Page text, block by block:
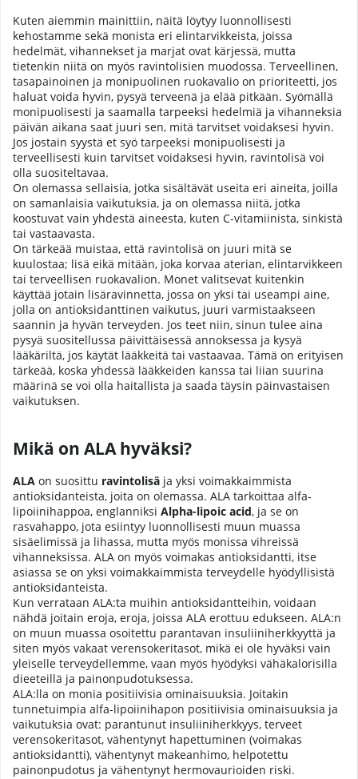
Kuten aiemmin mainittiin, näitä löytyy luonnollisesti
kehostamme sekä monista eri elintarvikkeista, joissa
hedelmät, vihannekset ja marjat ovat kärjessä, mutta
tietenkin niitä on myös ravintolisien muodossa. Terveellinen,
tasapainoinen ja monipuolinen ruokavalio on prioriteetti, jos
haluat voida hyvin, pysyä terveenä ja elää pitkään. Syömällä
monipuolisesti ja saamalla tarpeeksi hedelmiä ja vihanneksia
päivän aikana saat juuri sen, mitä tarvitset voidaksesi hyvin.
Jos jostain syystä et syö tarpeeksi monipuolisesti ja
terveellisesti kuin tarvitset voidaksesi hyvin, ravintolisä voi
olla suositeltavaa.
On olemassa sellaisia, jotka sisältävät useita eri aineita, joilla
on samanlaisia vaikutuksia, ja on olemassa niitä, jotka
koostuvat vain yhdestä aineesta, kuten C-vitamiinista, sinkistä
tai vastaavasta.
On tärkeää muistaa, että ravintolisä on juuri mitä se
kuulostaa; lisä eikä mitään, joka korvaa aterian, elintarvikkeen
tai terveellisen ruokavalion. Monet valitsevat kuitenkin
käyttää jotain lisäravinnetta, jossa on yksi tai useampi aine,
jolla on antioksidanttinen vaikutus, juuri varmistaakseen
saannin ja hyvän terveyden. Jos teet niin, sinun tulee aina
pysyä suositellussa päivittäisessä annoksessa ja kysyä
lääkäriltä, jos käytät lääkkeitä tai vastaavaa. Tämä on erityisen
tärkeää, koska yhdessä lääkkeiden kanssa tai liian suurina
määrinä se voi olla haitallista ja saada täysin päinvastaisen
vaikutuksen.
Mikä on ALA hyväksi?
ALA on suosittu ravintolisä ja yksi voimakkaimmista
antioksidanteista, joita on olemassa. ALA tarkoittaa alfa-
lipoiinihappoa, englanniksi Alpha-lipoic acid, ja se on
rasvahappo, jota esiintyy luonnollisesti muun muassa
sisäelimissä ja lihassa, mutta myös monissa vihreissä
vihanneksissa. ALA on myös voimakas antioksidantti, itse
asiassa se on yksi voimakkaimmista terveydelle hyödyllisistä
antioksidanteista.
Kun verrataan ALA:ta muihin antioksidantteihin, voidaan
nähdä joitain eroja, eroja, joissa ALA erottuu edukseen. ALA:n
on muun muassa osoitettu parantavan insuliiniherkkyyttä ja
siten myös vakaat verensokeritasot, mikä ei ole hyväksi vain
yleiselle terveydellemme, vaan myös hyödyksi vähäkalorisilla
dieeteillä ja painonpudotuksessa.
ALA:lla on monia positiivisia ominaisuuksia. Joitakin
tunnetuimpia alfa-lipoiinihapon positiivisia ominaisuuksia ja
vaikutuksia ovat: parantunut insuliiniherkkyys, terveet
verensokeritasot, vähentynyt hapettuminen (voimakas
antioksidantti), vähentynyt makeanhimo, helpotettu
painonpudotus ja vähentynyt hermovaurioiden riski.